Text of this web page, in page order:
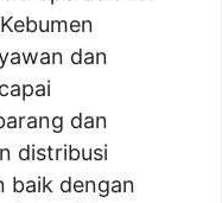
dan
dan
distribusi
baik dengan